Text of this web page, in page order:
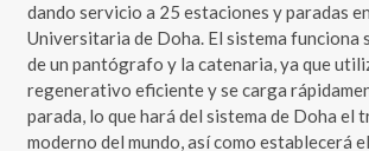
dando servicio a 25 estaciones y paradas
Universitaria de Doha. El sistema funciona
de un pantógrafo y la catenaria, ya que
regenerativo eficiente y se carga
parada, lo que hará del sistema de Doha el
moderno del mundo, así como establecerá